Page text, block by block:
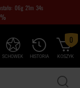
06g 21m 33s
HISTORIA
SCHOWEK KOSZYK
0